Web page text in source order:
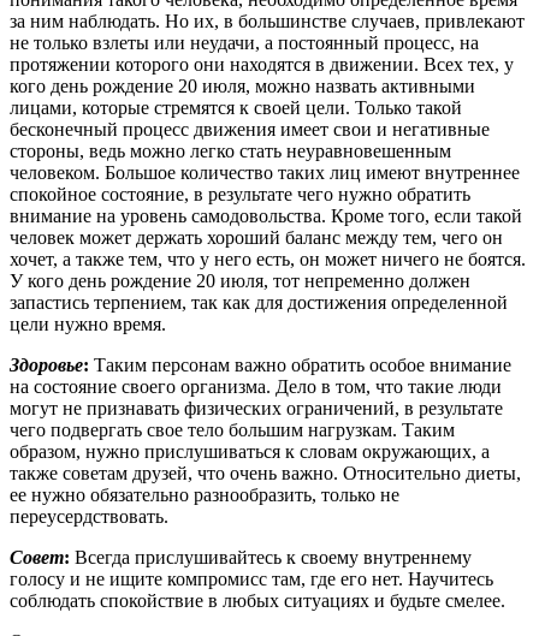
за ним наблюдать. Но их, в большинстве случаев, привлекают
не только взлеты или неудачи, а постоянный процесс, на
протяжении которого они находятся в движении. Всех тех, у
кого день рождение 20 июля, можно назвать активными
лицами, которые стремятся к своей цели. Только такой
бесконечный процесс движения имеет свои и негативные
стороны, ведь можно легко стать неуравновешенным
человеком. Большое количество таких лиц имеют внутреннее
спокойное состояние, в результате чего нужно обратить
внимание на уровень самодовольства. Кроме того, если такой
человек может держать хороший баланс между тем, чего он
хочет, а также тем, что у него есть, он может ничего не боятся.
У кого день рождение 20 июля, тот непременно должен
запастись терпением, так как для достижения определенной
цели нужно время.
Здоровье: Таким персонам важно обратить особое внимание
на состояние своего организма. Дело в том, что такие люди
могут не признавать физических ограничений, в результате
чего подвергать свое тело большим нагрузкам. Таким
образом, нужно прислушиваться к словам окружающих, а
также советам друзей, что очень важно. Относительно диеты,
ее нужно обязательно разнообразить, только не
переусердствовать.
Совет: Всегда прислушивайтесь к своему внутреннему
голосу и не ищите компромисс там, где его нет. Научитесь
соблюдать спокойствие в любых ситуациях и будьте смелее.